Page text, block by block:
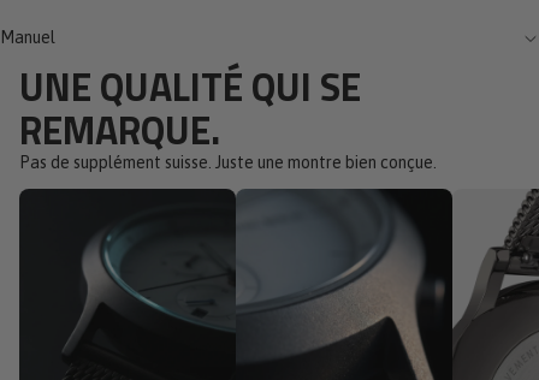
Manuel
UNE QUALITÉ QUI SE
REMARQUE.
Pas de supplément suisse. Juste une montre bien conçue.